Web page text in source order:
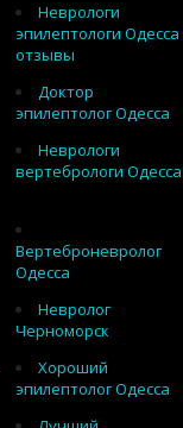
Неврологи
эпилептологи Одесса
отзывы
Доктор
эпилептолог Одесса
Неврологи
вертебрологи Одесса
Вертеброневролог
Одесса
Невролог
Черноморск
Хороший
эпилептолог Одесса